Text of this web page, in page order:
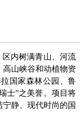
内树满青山、河流
山峡谷和动植物资
国家森林公园、鲁
士”之美誉。 项目将
静、现代时尚的国